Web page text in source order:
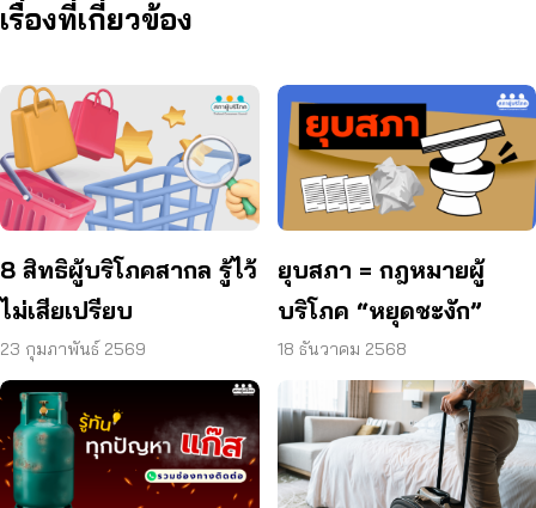
เรื่องที่เกี่ยวข้อง
8 สิทธิผู้บริโภคสากล รู้ไว้
ไม่เสียเปรียบ
23 กุมภาพันธ์ 2569
ยุบสภา = กฎหมายผู้
บริโภค “หยุดชะงัก”
18 ธันวาคม 2568